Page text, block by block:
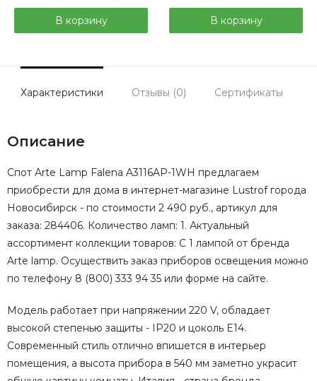
В корзину В корзину
Характеристики Отзывы (0) Сертификаты
Описание
Спот Arte Lamp Falena A3116AP-1WH предлагаем
приобрести для дома в интернет-магазине Lustrof города
Новосибирск - по стоимости 2 490 руб., артикул для
заказа: 284406. Количество ламп: 1. Актуальный
ассортимент коллекции товаров: С 1 лампой от бренда
Arte lamp. Осуществить заказ приборов освещения можно
по телефону 8 (800) 333 94 35 или форме на сайте.
Модель работает при напряжении 220 V, обладает
высокой степенью защиты - IP20 и цоколь E14.
Современный стиль отлично впишется в интерьер
помещения, а высота прибора в 540 мм заметно украсит